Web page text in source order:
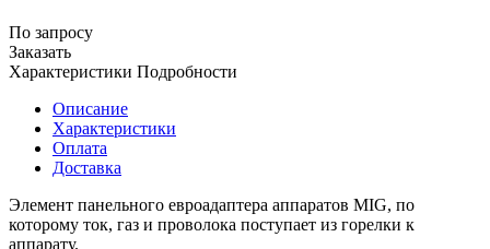
По запросу
Заказать
Характеристики Подробности
Описание
Характеристики
Оплата
Доставка
Элемент панельного евроадаптера аппаратов MIG, по
которому ток, газ и проволока поступает из горелки к
аппарату.